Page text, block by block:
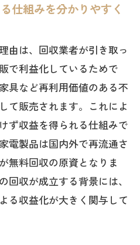
仕組みを分かりやすく
由は、回収業者が引き取っ
で利益化しているためで
具など再利用価値のある不
て販売されます。これによ
ず収益を得られる仕組みで
電製品は国内外で再流通さ
無料回収の原資となりま
回収が成立する背景には、
る収益化が大きく関与して